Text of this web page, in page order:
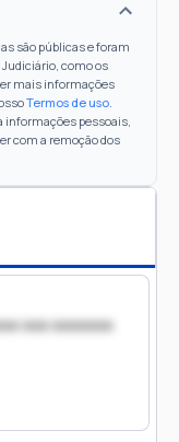
são públicas e foram
como os
mais informações
Termos de uso.
pessoais,
com a remoção dos
xxx xxxxxxx